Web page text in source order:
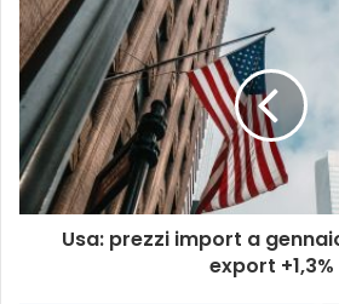
Usa: prezzi import a
export +1,3%